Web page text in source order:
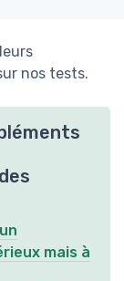
nos tests.
mais à